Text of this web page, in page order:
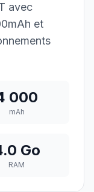
avec
et
000
mAh
Go
RAM